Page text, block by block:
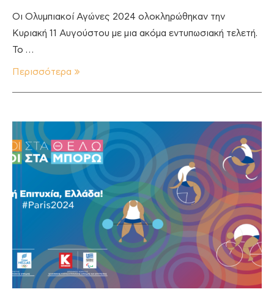
Οι Ολυμπιακοί Αγώνες 2024 ολοκληρώθηκαν την
Κυριακή 11 Αυγούστου με μια ακόμα εντυπωσιακή τελετή.
Το …
Περισσότερα